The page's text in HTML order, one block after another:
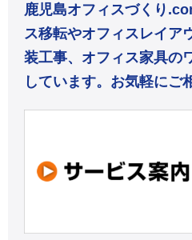
鹿児島オフィスづくり
ス移転やオフィスレイア
装工事、オフィス家具の
しています。お気軽にご